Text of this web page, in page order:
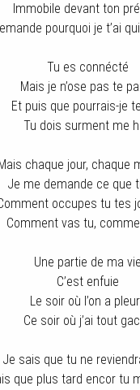
Immobile devant ton
pourquoi je t’ai
Tu es connécté
Mais je n’ose pas te
Et puis que pourrais-je
Tu dois surment me
chaque jour, chaque
Je me demande ce que
occupes tu tes
Comment vas tu,
Une partie de ma vie
C’est enfuie
Le soir où l’on a
Ce soir où j’ai tout
Je sais que tu ne
que plus tard encor tu